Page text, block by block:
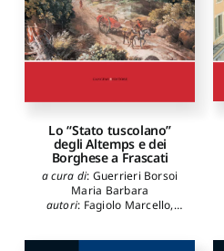
Lo “Stato tuscolano”
degli Altemps e dei
Borghese a Frascati
a cura di: Guerrieri Borsoi
Maria Barbara
autori: Fagiolo Marcello,